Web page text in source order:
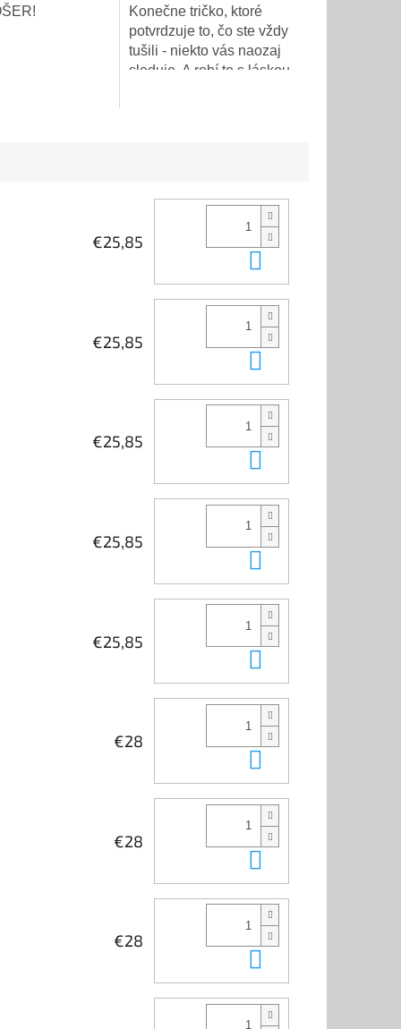
5,0
z
5
hviezdičiek.
Konečne tričko, ktoré
potvrdzuje to, čo ste vždy
tušili - niekto vás naozaj
sleduje. A robí to s láskou.
€25,85
€25,85
€25,85
€25,85
€25,85
€28
€28
€28